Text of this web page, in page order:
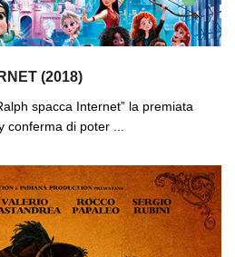
(2018)
spacca Internet” la premiata
di poter ...